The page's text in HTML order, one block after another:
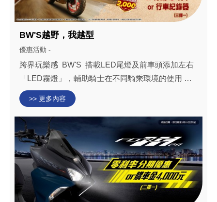
BW'S越野，我越型
優惠活動 -
跨界玩樂感 BW'S 搭載LED尾燈及前車頭添加左右
「LED霧燈」，輔助騎士在不同騎乘環境的使用 本
月購車 享好禮三擇一 3,000元購車金 或 全額貸36期
0利率 或 全球鷹行車紀錄器(價值4,800元，不含安
裝) BW’S詳...
>> 更多內容